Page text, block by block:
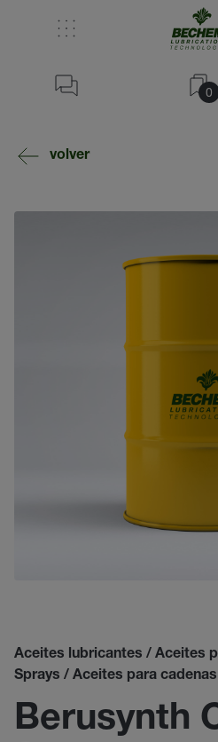
0
volver
Aceites lubricantes / Aceites
Sprays / Aceites para cadenas
Berusynth